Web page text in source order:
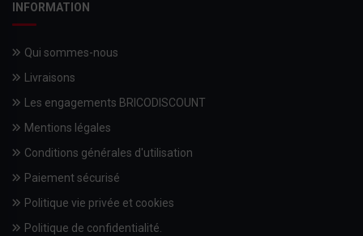
INFORMATION
Qui sommes-nous
Livraisons
Les engagements BRICODISCOUNT
Mentions légales
Conditions générales d'utilisation
Paiement sécurisé
Politique vie privée et cookies
Politique de confidentialité.